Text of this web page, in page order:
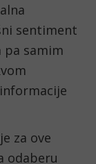
sentiment
pa samim
za ove
odaberu